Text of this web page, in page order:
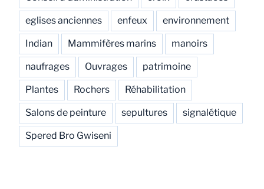
eglises anciennes enfeux environnement
Indian Mammifères marins manoirs
naufrages Ouvrages patrimoine
Plantes Rochers Réhabilitation
Salons de peinture sepultures signalétique
Spered Bro Gwiseni